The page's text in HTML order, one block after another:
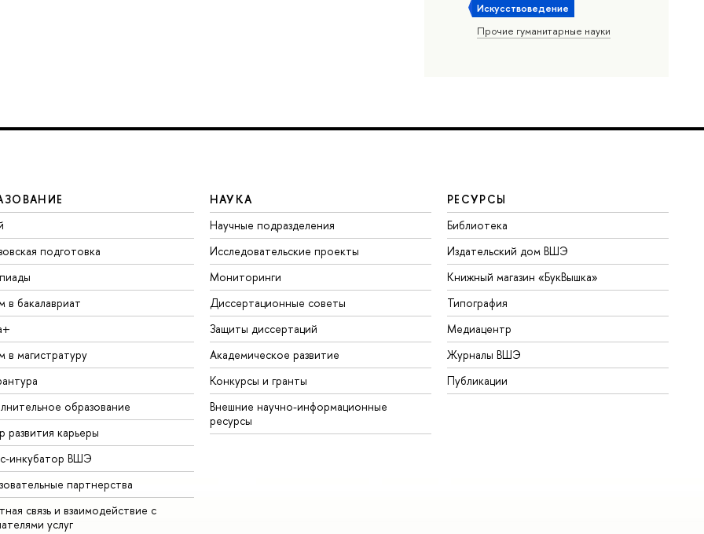
Искусствоведение
Прочие гуманитарные науки
подготовка
в бакалавриат
в магистратуру
образование
развития карьеры
инкубатор ВШЭ
партнерства
связь и взаимодействие с
услуг
НАУКА
Научные подразделения
Исследовательские проекты
Мониторинги
Диссертационные советы
Защиты диссертаций
Академическое развитие
Конкурсы и гранты
Внешние научно-информационные
ресурсы
РЕСУРСЫ
Библиотека
Издательский дом ВШЭ
Книжный магазин «БукВышка»
Типография
Медиацентр
Журналы ВШЭ
Публикации